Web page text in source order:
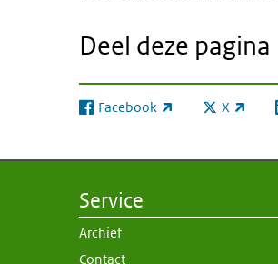
Deel deze pagina
Facebook
(externe link) X
(externe
Service
Archief
Contact